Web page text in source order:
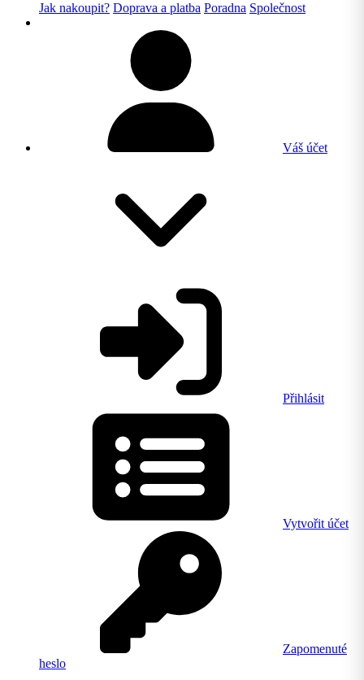
Jak nakoupit? Doprava a platba Poradna Společnost
Váš účet
Přihlásit
Vytvořit účet
Zapomenuté
heslo